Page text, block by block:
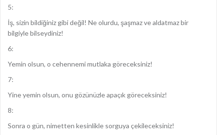
5:
İş, sizin bildiğiniz gibi değil! Ne olurdu, şaşmaz ve aldatmaz bir
bilgiyle bilseydiniz!
6:
Yemin olsun, o cehennemi mutlaka göreceksiniz!
7:
Yine yemin olsun, onu gözünüzle apaçık göreceksiniz!
8:
Sonra o gün, nimetten kesinlikle sorguya çekileceksiniz!